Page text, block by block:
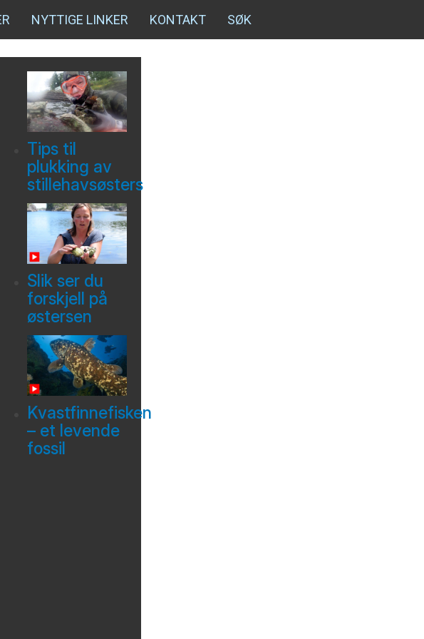
NYTTIGE LINKER KONTAKT SØK
Tips til
plukking av
stillehavsøsters
Slik ser du
forskjell på
østersen
Kvastfinnefisken
– et levende
fossil